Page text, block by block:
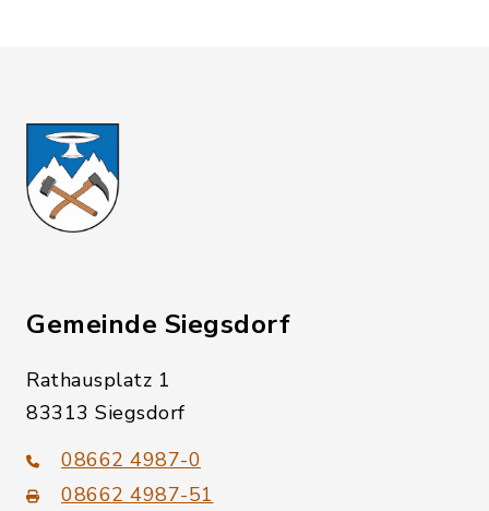
Gemeinde Siegsdorf
Rathausplatz 1
83313 Siegsdorf
08662 4987-0
08662 4987-51